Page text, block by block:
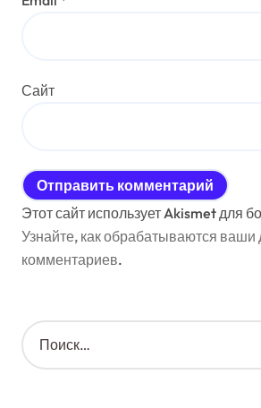
Сайт
Этот сайт использует Akismet для
Узнайте, как обрабатываются
комментариев.
Н
а